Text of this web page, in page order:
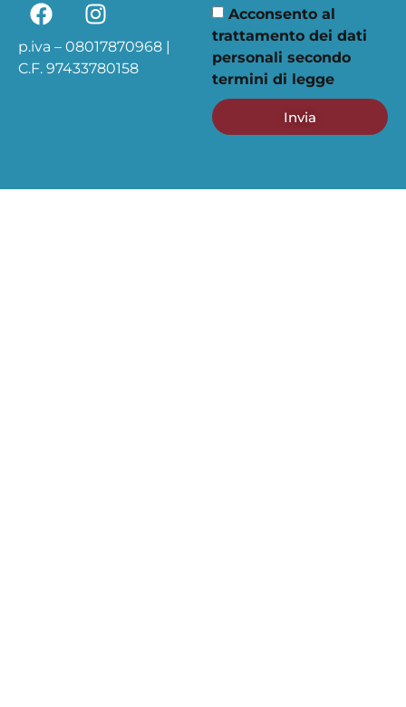
p.iva – 08017870968 |
C.F. 97433780158
Acconsento al
trattamento dei dati
personali secondo
termini di legge
Invia